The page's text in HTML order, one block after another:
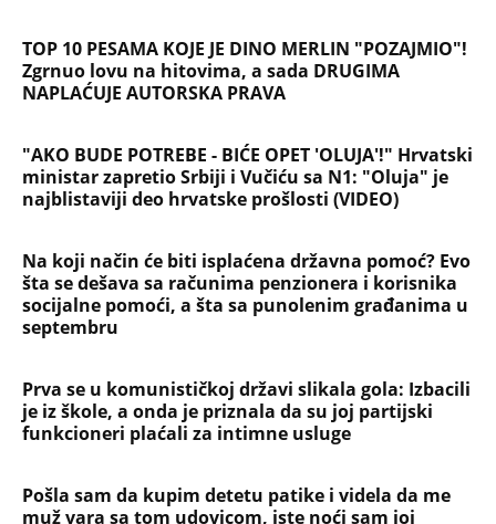
TOP 10 PESAMA KOJE JE DINO MERLIN "POZAJMIO"!
Zgrnuo lovu na hitovima, a sada DRUGIMA
NAPLAĆUJE AUTORSKA PRAVA
"AKO BUDE POTREBE - BIĆE OPET 'OLUJA'!" Hrvatski
ministar zapretio Srbiji i Vučiću sa N1: "Oluja" je
najblistaviji deo hrvatske prošlosti (VIDEO)
Na koji način će biti isplaćena državna pomoć? Evo
šta se dešava sa računima penzionera i korisnika
socijalne pomoći, a šta sa punolenim građanima u
septembru
Prva se u komunističkoj državi slikala gola: Izbacili
je iz škole, a onda je priznala da su joj partijski
funkcioneri plaćali za intimne usluge
Pošla sam da kupim detetu patike i videla da me
muž vara sa tom udovicom, iste noći sam joj